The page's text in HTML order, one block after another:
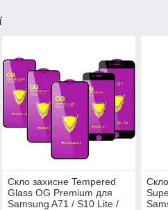
Скло захисне Tempered
Glass OG Premium для
Samsung A71 / S10 Lite /